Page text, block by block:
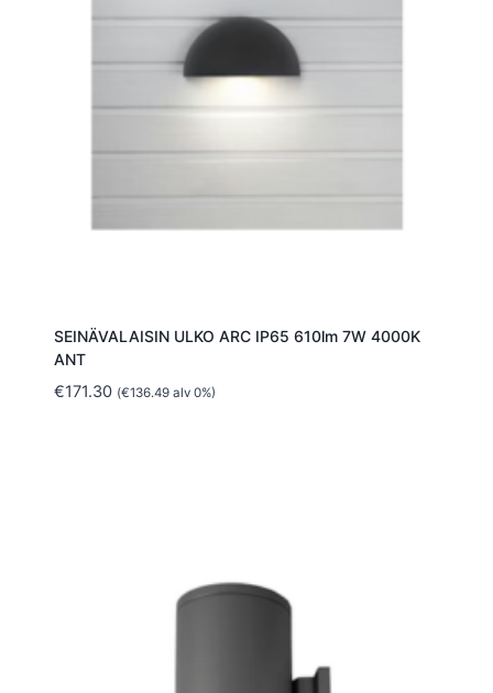
SEINÄVALAISIN ULKO ARC IP65 610lm 7W 4000K
ANT
€171.30 (€136.49alv 0%)